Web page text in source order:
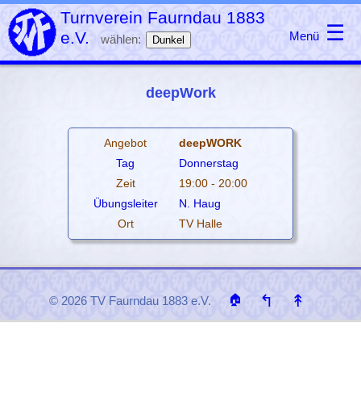
Menü ☰
Turnverein Faurndau 1883
e.V.
wählen: Dunkel
deepWork
Angebot
deepWORK
Tag
Donnerstag
Zeit
19:00 - 20:00
Übungsleiter
N. Haug
Ort
TV Halle
© 2026 TV Faurndau 1883 e.V. 🏠 ↰ ↟